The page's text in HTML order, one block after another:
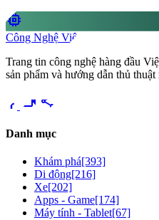
memory
Công Nghệ Việt
Trang tin công nghệ hàng đầu
sản phẩm và hướng dẫn thủ
videocam share
Danh mục
Khám phá[393]
Di động[216]
Xe[202]
Apps - Game[174]
Máy tính - Tablet[67]